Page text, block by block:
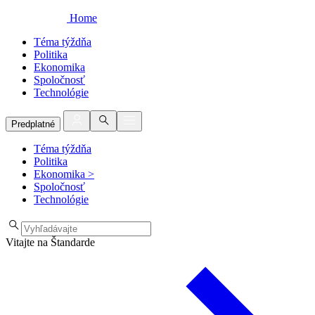
Home
Téma týždňa
Politika
Ekonomika
Spoločnosť
Technológie
Predplatné
Téma týždňa
Politika
Ekonomika >
Spoločnosť
Technológie
Vitajte na Štandarde